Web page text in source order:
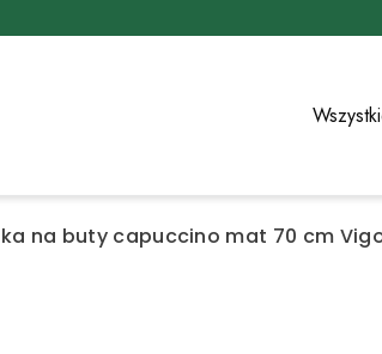
na buty capuccino mat 70 cm